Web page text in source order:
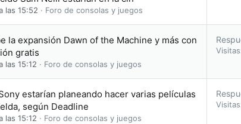
las 15:52 Foro de consolas y juegos
la expansión Dawn of the Machine y más con
gratis
las 15:12 Foro de consolas y juegos
Visitas
estarían planeando hacer varias películas
según Deadline
las 15:12 Foro de consolas y juegos
Visitas